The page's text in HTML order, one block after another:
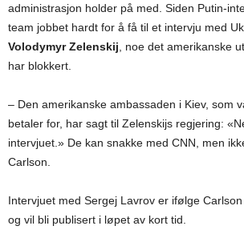
administrasjon holder på med. Siden Putin-
team jobbet hardt for å få til et intervju med
Volodymyr Zelenskij , noe det amerikanske
har blokkert.
– Den amerikanske ambassaden i Kiev, som
betaler for, har sagt til Zelenskijs regjering:
intervjuet.» De kan snakke med CNN, men
Carlson.
Intervjuet med Sergej Lavrov er ifølge
og vil bli publisert i løpet av kort tid.